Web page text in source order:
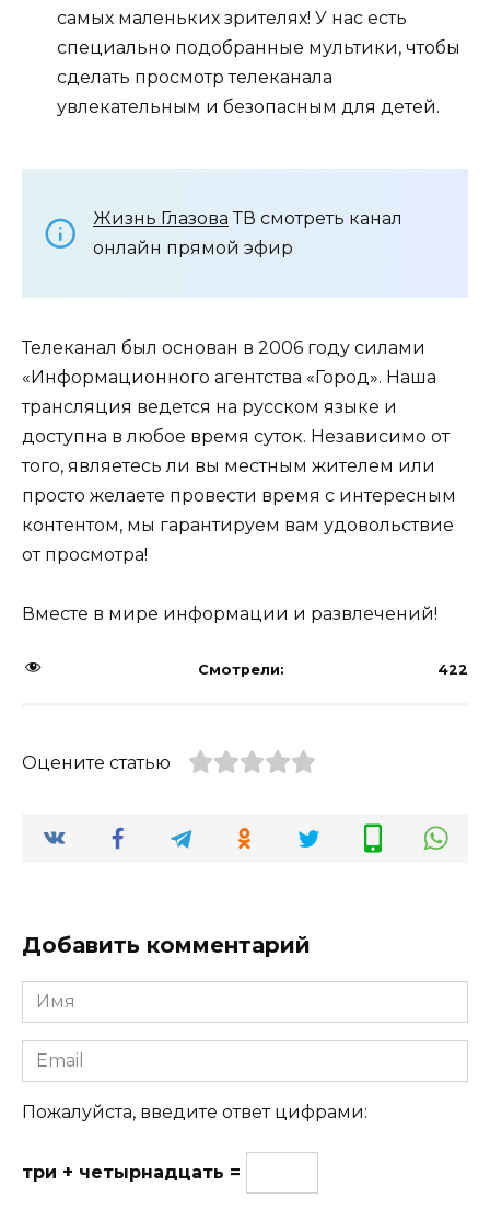
самых маленьких зрителях! У нас есть
специально подобранные мультики, чтобы
сделать просмотр телеканала
увлекательным и безопасным для детей.
Жизнь Глазова ТВ смотреть канал
онлайн прямой эфир
Телеканал был основан в 2006 году силами
«Информационного агентства «Город». Наша
трансляция ведется на русском языке и
доступна в любое время суток. Независимо от
того, являетесь ли вы местным жителем или
просто желаете провести время с интересным
контентом, мы гарантируем вам удовольствие
от просмотра!
Вместе в мире информации и развлечений!
Смотрели: 422
Оцените статью
Добавить комментарий
Имя
Email
Пожалуйста, введите ответ цифрами:
три + четырнадцать =